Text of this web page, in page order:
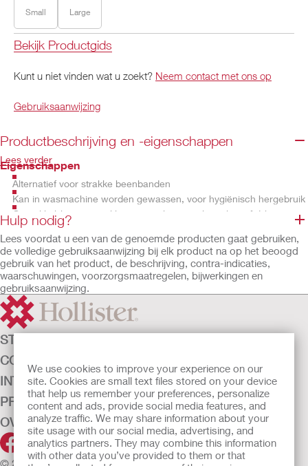
We use cookies to improve your experience on our
site. Cookies are small text files stored on your device
that help us remember your preferences, personalize
content and ads, provide social media features, and
analyze traffic. We may share information about your
site usage with our social media, advertising, and
analytics partners. They may combine this information
with other data you’ve provided to them or that
Small Large
Bekijk Productgids
Kunt u niet vinden wat u zoekt? Neem contact met ons op
Gebruiksaanwijzing
Productbeschrijving en -eigenschappen
Eigenschappen
Alternatief voor strakke beenbanden
Kan in wasmachine worden gewassen, voor hygiënisch hergebruik
Gemakkelijk aan te trekken, past als een sok om kuit of dijbeen
Lees verder
Hulp nodig?
Lees voordat u een van de genoemde producten gaat gebruiken,
de volledige gebruiksaanwijzing bij elk product na op het beoogd
gebruik van het product, de beschrijving, contra-indicaties,
waarschuwingen, voorzorgsmaatregelen, bijwerkingen en
gebruiksaanwijzing.
STOMAZORG
CONTINENTIEZORG
INTENSIEVE ZORG
PRODUCTEN
OVER ONS
© 2026 Hollister Incorporated